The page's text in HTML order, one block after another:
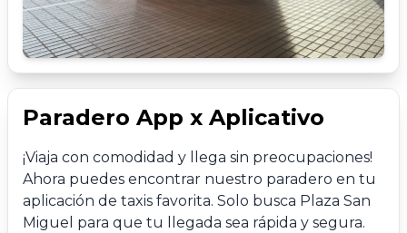
Paradero App x Aplicativo
¡Viaja con comodidad y llega sin preocupaciones!
Ahora puedes encontrar nuestro paradero en tu
aplicación de taxis favorita. Solo busca Plaza San
Miguel para que tu llegada sea rápida y segura.